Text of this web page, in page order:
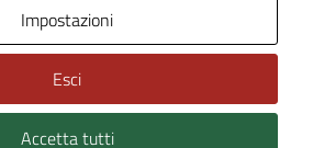
s.r.l.
Impostazioni
Esci
Accetta tutti